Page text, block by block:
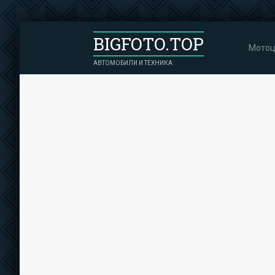
BIGFOTO.TOP
АВТОМОБИЛИ И ТЕХНИКА